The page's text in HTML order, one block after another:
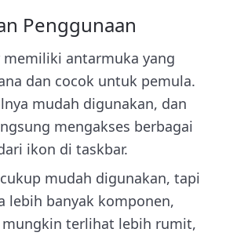
Penggunaan
memiliki antarmuka yang
dan cocok untuk pemula.
mudah digunakan, dan
mengakses berbagai
ikon di taskbar.
mudah digunakan, tapi
lebih banyak komponen,
terlihat lebih rumit,